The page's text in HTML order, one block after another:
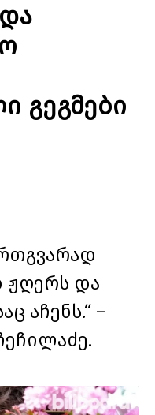
გეგმები
ჟღერს და
აჩენს.“ –